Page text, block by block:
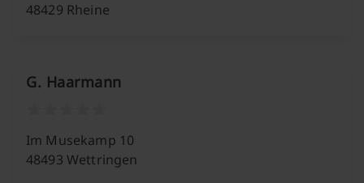
48429 Rheine
G. Haarmann
Im Musekamp 10
48493 Wettringen